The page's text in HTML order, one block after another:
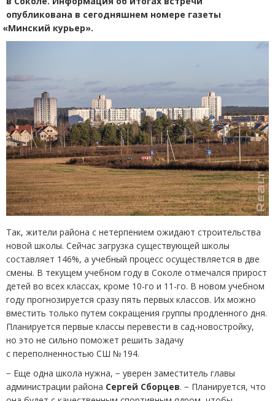
опубликована в сегодняшнем номере газеты
«Минский курьер».
Так, жители района с нетерпением ожидают строительства
новой школы. Сейчас загрузка существующей школы
составляет 146%, а учебный процесс осуществляется в две
смены. В текущем учебном году в Соколе отмечался прирост
детей во всех классах, кроме 10-го и 11-го. В новом учебном
году прогнозируется сразу пять первых классов. Их можно
вместить только путем сокращения группы продленного дня.
Планируется первые классы перевести в сад-новостройку,
но это не сильно поможет решить задачу
с переполненностью СШ № 194.
− Еще одна школа нужна, − уверен заместитель главы
администрации района Сергей Сборцев. − Планируется, что